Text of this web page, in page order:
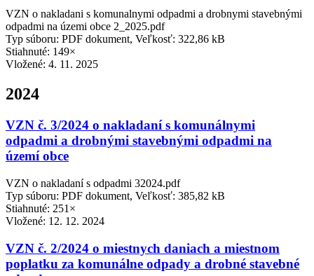
VZN o nakladani s komunalnymi odpadmi a drobnymi stavebnými
odpadmi na územi obce 2_2025.pdf
Typ súboru: PDF dokument, Veľkosť: 322,86 kB
Stiahnuté: 149×
Vložené: 4. 11. 2025
2024
VZN č. 3/2024 o nakladaní s komunálnymi
odpadmi a drobnými stavebnými odpadmi na
území obce
VZN o nakladaní s odpadmi 32024.pdf
Typ súboru: PDF dokument, Veľkosť: 385,82 kB
Stiahnuté: 251×
Vložené: 12. 12. 2024
VZN č. 2/2024 o miestnych daniach a miestnom
poplatku za komunálne odpady a drobné stavebné